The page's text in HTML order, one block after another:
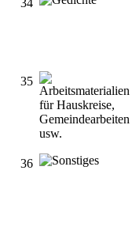
34
35
36